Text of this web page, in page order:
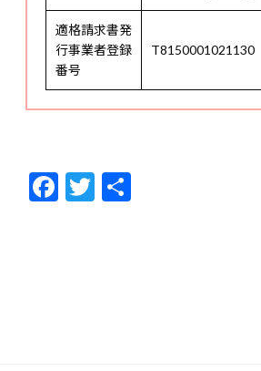
適格請求書発
行事業者登録
番号
T8150001021130
F
T